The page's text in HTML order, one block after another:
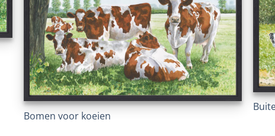
Bomen voor koeien